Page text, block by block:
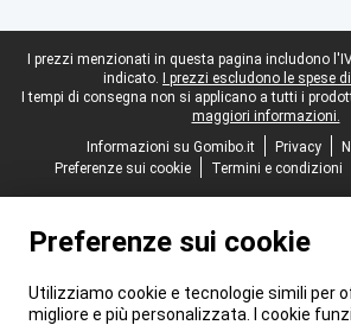
Piè di pagina legale
I prezzi menzionati in questa pagina includono
indicato.
I prezzi escludono le spese
I tempi di consegna non si applicano a tutti i
maggiori informazioni.
Informazioni su Gomibo.it
Privacy
Preferenze sui cookie
Termini e condizioni
Preferenze sui cookie
Utilizziamo cookie e tecnologie simili per
migliore e più personalizzata. I cookie